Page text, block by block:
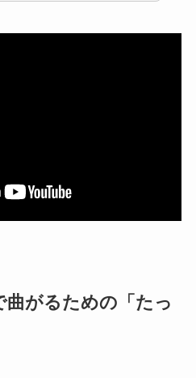
がるための「たっ